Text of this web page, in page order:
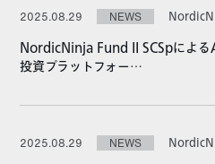
2025.08.29 NEWS
NordicNinja Fund II SCSpによる
投資プラットフォー…
2025.08.29 NEWS